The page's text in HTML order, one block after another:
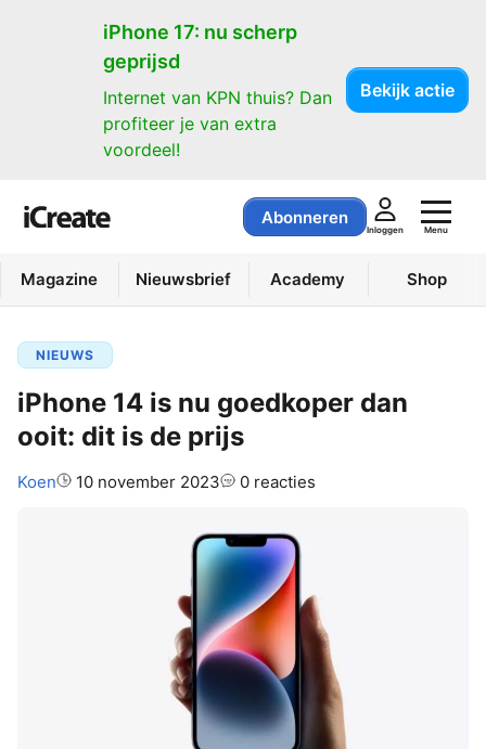
iPhone 17: nu scherp
geprijsd
Internet van KPN thuis? Dan
profiteer je van extra
voordeel!
Bekijk actie
Abonneren
Inloggen Menu
Magazine Nieuwsbrief Academy Shop
NIEUWS
iPhone 14 is nu goedkoper dan
ooit: dit is de prijs
Auteur:
Koen 10 november 2023 0 reacties